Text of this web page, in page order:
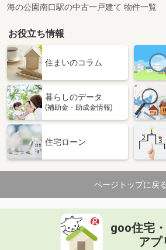
海の公園南口駅の中古一戸建て 物件一覧
お役立ち情報
住まいのコラム
暮らしのデータ
(補助金・助成金情報)
住宅ローン
ページトップに戻る
goo住宅
アプ